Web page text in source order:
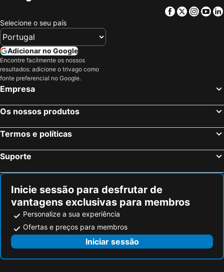
Facebook
Twitter
Selecione o seu país
Adicionar no Google
Encontre facilmente os nossos
resultados: adicione o trivago como
fonte preferencial no Google.
Empresa
Os nossos produtos
Termos e políticas
Suporte
Inicie sessão para desfrutar de
vantagens exclusivas para membros
Personalize a sua experiência
Ofertas e preços para membros
Iniciar sessão